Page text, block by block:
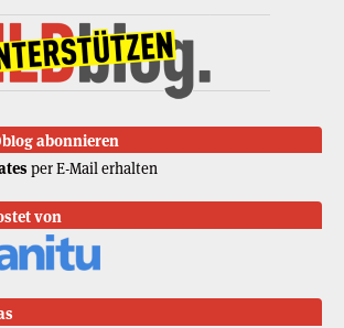
abonnieren
per E-Mail erhalten
von